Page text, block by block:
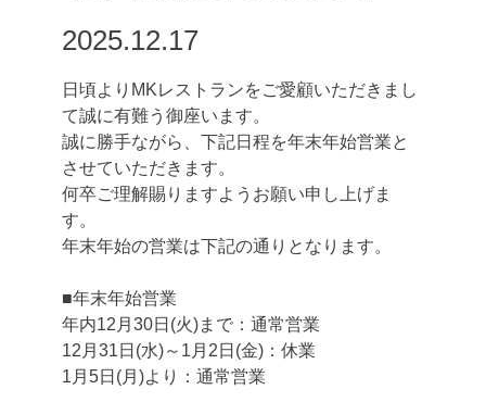
2025.12.17
日頃よりMKレストランをご愛顧いただきまし
て誠に有難う御座います。
誠に勝手ながら、下記日程を年末年始営業と
させていただきます。
何卒ご理解賜りますようお願い申し上げま
す。
年末年始の営業は下記の通りとなります。
■年末年始営業
年内12月30日(火)まで：通常営業
12月31日(水)～1月2日(金)：休業
1月5日(月)より：通常営業